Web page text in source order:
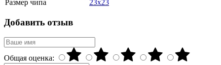
Размер чипа
23x23
Добавить отзыв
Общая оценка: